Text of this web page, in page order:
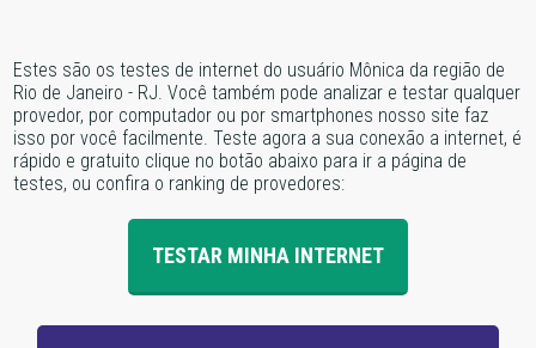
Estes são os testes de internet do usuário Mônica da região de
Rio de Janeiro - RJ. Você também pode analizar e testar qualquer
provedor, por computador ou por smartphones nosso site faz
isso por você facilmente. Teste agora a sua conexão a internet, é
rápido e gratuito clique no botão abaixo para ir a página de
testes, ou confira o ranking de provedores:
TESTAR MINHA INTERNET